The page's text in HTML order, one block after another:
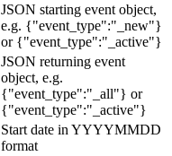
JSON starting event object,
e.g. {"event_type":"_new"}
or {"event_type":"_active"}
JSON returning event
object, e.g.
{"event_type":"_all"} or
{"event_type":"_active"}
Start date in YYYYMMDD
format